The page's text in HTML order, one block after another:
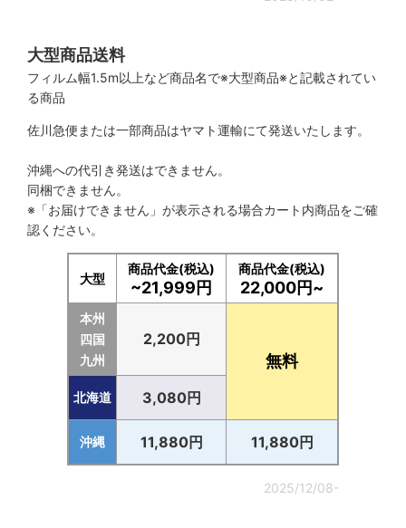
大型商品送料
フィルム幅1.5m以上など商品名で※大型商品※と記載されてい
る商品
佐川急便または一部商品はヤマト運輸にて発送いたします。
沖縄への代引き発送はできません。
同梱できません。
※「お届けできません」が表示される場合カート内商品をご確
認ください。
大型
商品代金(税込)
~21,999円
商品代金(税込)
22,000円~
本州
四国
九州
2,200円
無料
北海道 3,080円
沖縄 11,880円 11,880円
2025/12/08-